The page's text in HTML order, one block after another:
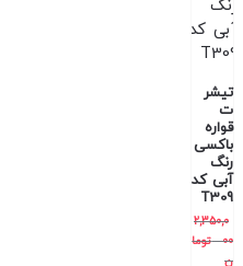
تیشر
ت
قواره
باکسی
رنگ
آبی کد
T309
2,350,0
00
توما
ن